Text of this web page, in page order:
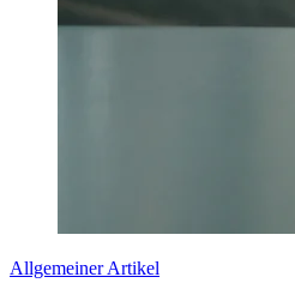
Allgemeiner Artikel